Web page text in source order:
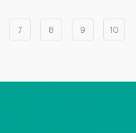
7 8 9 10